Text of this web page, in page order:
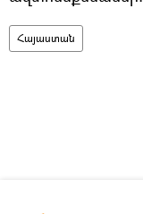
Հայաստան